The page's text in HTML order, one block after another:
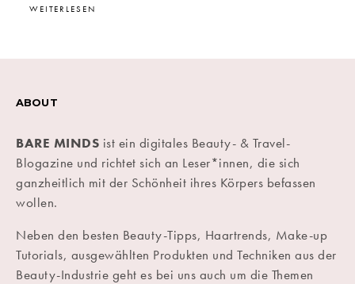
WEITERLESEN
ABOUT
BARE MINDS ist ein digitales Beauty- & Travel-
Blogazine und richtet sich an Leser*innen, die sich
ganzheitlich mit der Schönheit ihres Körpers befassen
wollen.
Neben den besten Beauty-Tipps, Haartrends, Make-up
Tutorials, ausgewählten Produkten und Techniken aus der
Beauty-Industrie geht es bei uns auch um die Themen